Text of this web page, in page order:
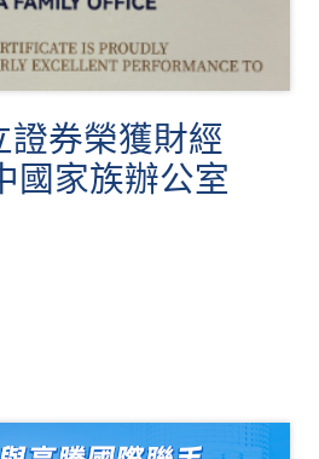
證券榮獲財經
國家族辦公室